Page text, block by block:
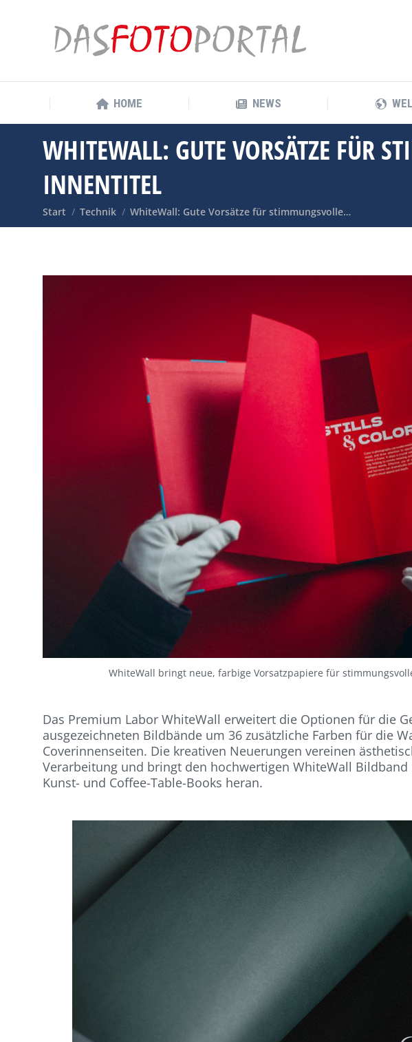
HOME NEWS
WHITEWALL: GUTE VORSÄTZE FÜR
INNENTITEL
Sie befinden sich hier:
Start Technik WhiteWall: Gute Vorsätze für stimmungsvolle…
WhiteWall bringt neue, farbige Vorsatzpapiere für
Das Premium Labor WhiteWall erweitert die Optionen für die
ausgezeichneten Bildbände um 36 zusätzliche Farben für die
Coverinnenseiten. Die kreativen Neuerungen vereinen
Verarbeitung und bringt den hochwertigen WhiteWall
Kunst- und Coffee-Table-Books heran.
HOME NEWS